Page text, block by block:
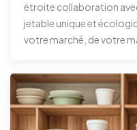
étroite collaboration
jetable unique et
votre marché, de votre